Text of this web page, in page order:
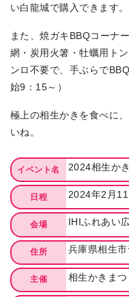
い白龍城で購入できます。
また、焼ガキBBQコーナ
網・炭用火箸・牡蠣用ト
ンロ不要で、手ぶらで
始9：15～）
極上の相生かきを食べに
いね。
イベント名 2024相生か
日程 2024年2月
会場 IHIふれあい
住所 兵庫県相生
主催 相生かきま